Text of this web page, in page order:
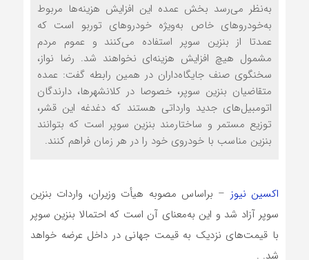
به‌نظر می‌رسد بخش عمده این افزایش هزینه‌ها مربوط
به‌خودروهای خاص به‌ویژه خودروهای توربو است که
عمدتا از بنزین سوپر استفاده می‌کنند و عموم مردم
مشمول هیچ افزایش هزینه‌ای نخواهند شد. رضا نواز،
سخنگوی صنف جایگاه‌داران در همین رابطه گفت: عمده
متقاضیان بنزین سوپر، خصوصا در کلانشهرها، دارندگان
اتومبیل‌های جدید وارداتی هستند که دغدغه این قشر،
توزیع مستمر و ساختارمند بنزین سوپر است که بتوانند
بنزین مناسب با خودروی خود را در هر زمان فراهم کنند.
اکسین نیوز – براساس مصوبه هیأت وزیران، واردات بنزین
سوپر آزاد شد و این به‌معنای آن است که احتمالا بنزین سوپر
با قیمت‌های نزدیک به قیمت جهانی در داخل عرضه خواهد
شد. .